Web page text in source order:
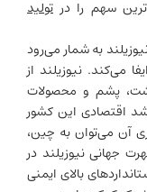
سهم را در تولید
به شمار می‌رود
نیوزیلند از
پشم و محصولات
اقتصادی این کشور
می‌توان به چین،
نیوزیلند در
بالای ایمنی